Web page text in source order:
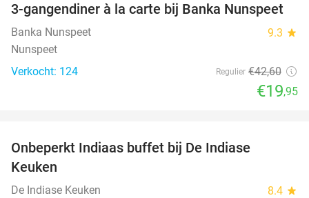
53%
3-gangendiner à la carte bij Banka Nunspeet
Banka Nunspeet 9.3 star
Nunspeet
Verkocht: 124
Regulier €42,60
€19,95
Onbeperkt Indiaas buffet bij De Indiase
Keuken
De Indiase Keuken 8.4 star